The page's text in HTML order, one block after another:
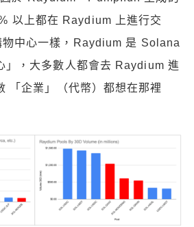
以上都在 Raydium 上進行交
物中心一樣，Raydium 是 Solana
」，大多數人都會去 Raydium 進
「企業」（代幣）都想在那裡